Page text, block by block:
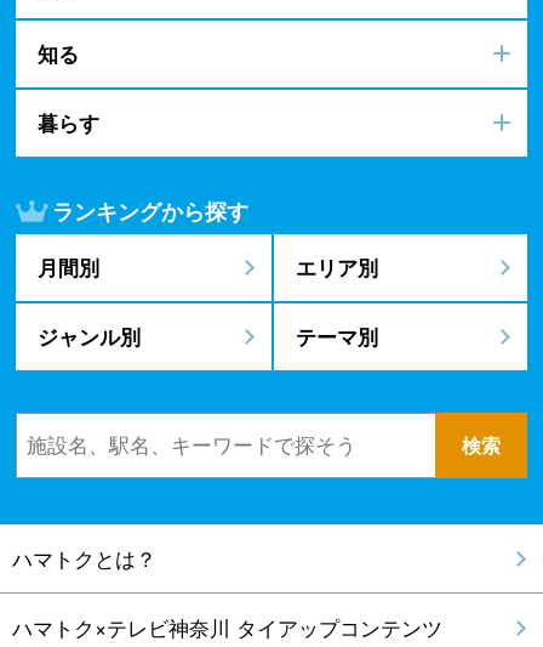
知る
暮らす
ランキングから探す
月間別 エリア別
ジャンル別 テーマ別
ハマトクとは？
ハマトク×テレビ神奈川 タイアップコンテンツ